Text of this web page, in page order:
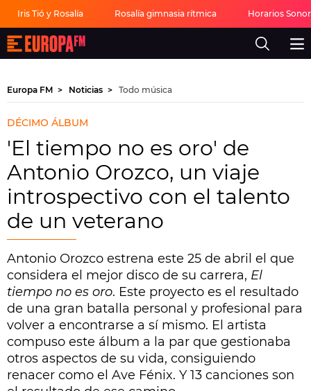
Iris Tió y Rosalía Rosalía gimnasia rítmica Horarios
Europa
FM
-
mejor
música,
virales,
celebrities
y
estilo
de
vida
|
FM
Europa FM Noticias Todo música
DÉCIMO ÁLBUM
'El tiempo no es oro' de
Antonio Orozco, un viaje
introspectivo con el talento
de un veterano
Antonio Orozco estrena este 25 de abril el que
considera el mejor disco de su carrera, El
tiempo no es oro. Este proyecto es el resultado
de una gran batalla personal y profesional para
volver a encontrarse a sí mismo. El artista
compuso este álbum a la par que gestionaba
otros aspectos de su vida, consiguiendo
renacer como el Ave Fénix. Y 13 canciones son